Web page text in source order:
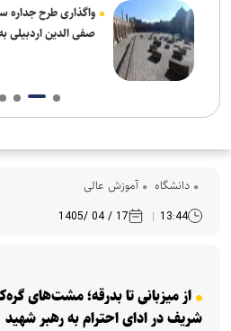
واگذاری طرح
صفی الدین اردبیلی
دانشگاه آموزش عالی
13:44
17 / 04 /1405
از میزبانی تا بدرقه؛ مشت‌های
شریف در ادای احترام به رهبر شهید